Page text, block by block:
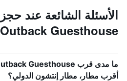
Outback Guesthouse
أقرب مطار، مطار إنتشون الدولي؟